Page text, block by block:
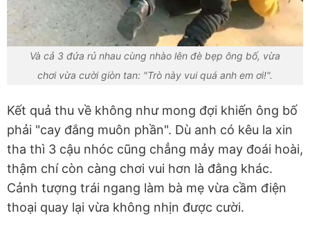
Và cả 3 đứa rủ nhau cùng nhào lên đè bẹp ông bố, vừa
chơi vừa cười giòn tan: "Trò này vui quá anh em ơi!".
Kết quả thu về không như mong đợi khiến ông bố
phải "cay đắng muôn phần". Dù anh có kêu la xin
tha thì 3 cậu nhóc cũng chẳng mảy may đoái hoài,
thậm chí còn càng chơi vui hơn là đằng khác.
Cảnh tượng trái ngang làm bà mẹ vừa cầm điện
thoại quay lại vừa không nhịn được cười.